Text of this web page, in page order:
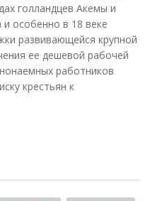
голландцев Акемы и
особенно в 18 веке
развивающейся крупной
ее дешевой рабочей
работников
крестьян к